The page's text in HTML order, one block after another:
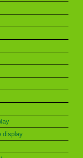
display